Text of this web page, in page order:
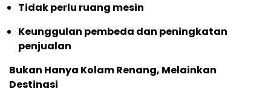
Tidak perlu ruang mesin
Keunggulan pembeda dan peningkatan
penjualan
Bukan Hanya Kolam Renang, Melainkan
Destinasi